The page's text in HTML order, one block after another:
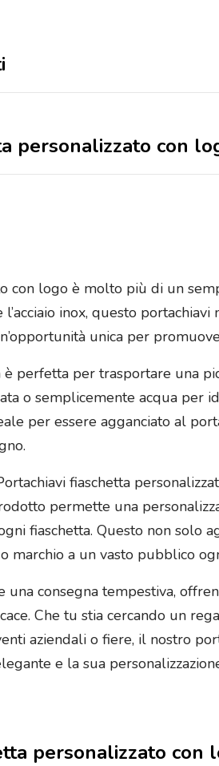
personalizzato con
con logo è molto più di un
inox, questo
unica per
è perfetta per trasportare una
o semplicemente acqua per
per essere agganciato al
fiaschetta
permette una
fiaschetta. Questo non solo
marchio a un vasto pubblico
consegna tempestiva,
Che tu stia cercando un
aziendali o fiere, il nostro
e la sua
personalizzato con